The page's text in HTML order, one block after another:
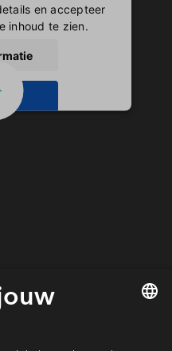
en accepteer
inhoud te zien.